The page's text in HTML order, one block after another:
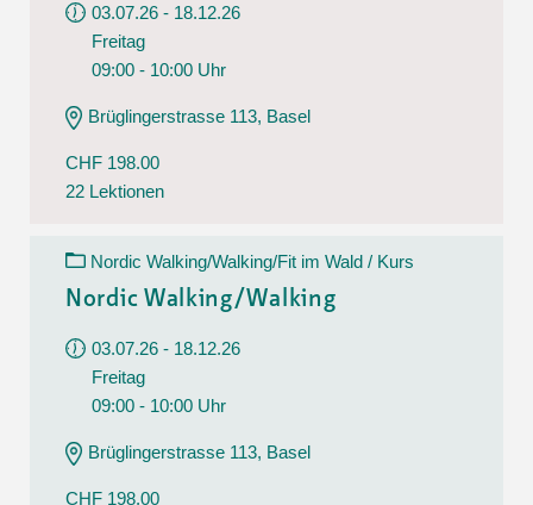
03.07.26 - 18.12.26
Freitag
09:00 - 10:00 Uhr
Brüglingerstrasse 113, Basel
CHF 198.00
22 Lektionen
Nordic Walking/Walking/Fit im Wald / Kurs
Nordic Walking/Walking
03.07.26 - 18.12.26
Freitag
09:00 - 10:00 Uhr
Brüglingerstrasse 113, Basel
CHF 198.00